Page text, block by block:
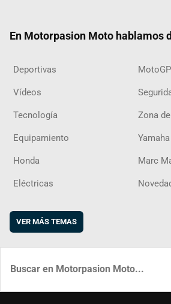
En Motorpasion Moto hablamos
Deportivas MotoGP
Vídeos
Tecnología Zona
Equipamiento Yamaha
Honda Marc
Eléctricas
VER MÁS TEMAS